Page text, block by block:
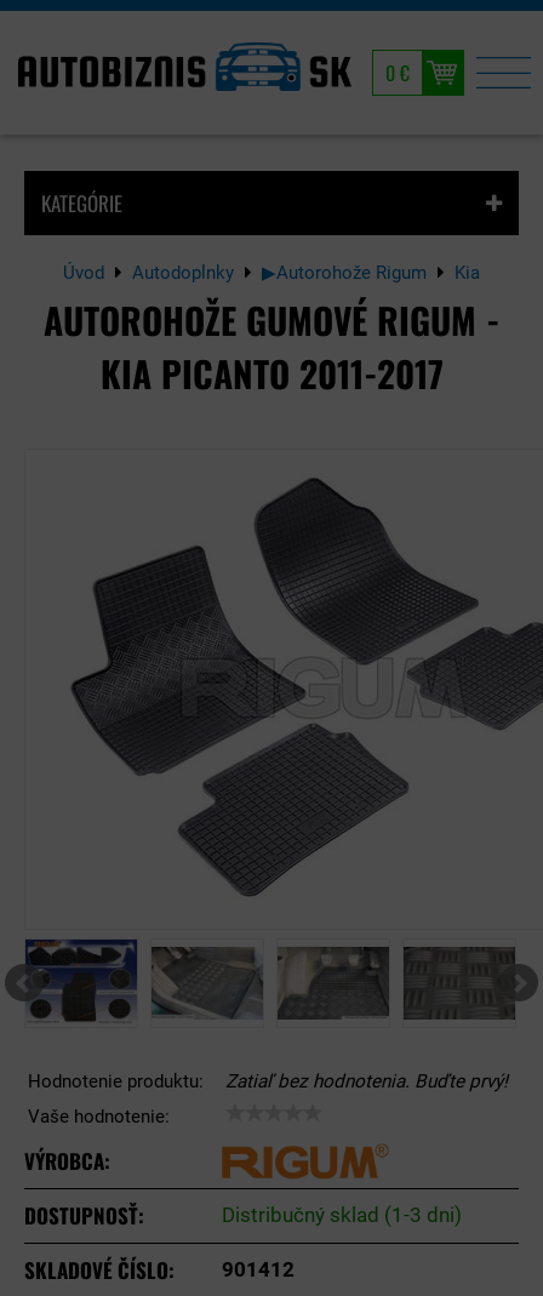
0 €
KATEGÓRIE
Úvod Autodoplnky ▶Autorohože Rigum Kia
AUTOROHOŽE GUMOVÉ RIGUM -
KIA PICANTO 2011-2017
Hodnotenie produktu:
Zatiaľ bez hodnotenia. Buďte prvý!
Vaše hodnotenie:
VÝROBCA:
DOSTUPNOSŤ:
Distribučný sklad (1-3 dni)
SKLADOVÉ ČÍSLO: 901412